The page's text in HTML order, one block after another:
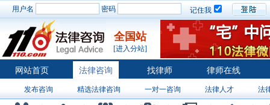
用户名 密码 记住我
全国站
[进入分站]
网站首页 法律咨询 找律师 律师在线
发布咨询 精选法律咨询 一对一咨询 法律人才 法